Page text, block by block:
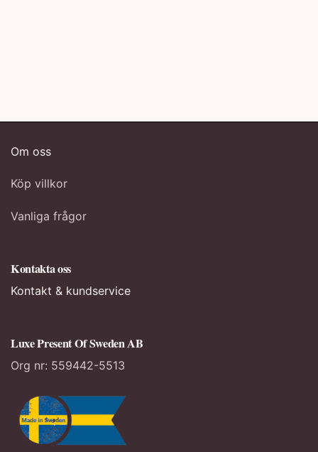
Om oss
Köp villkor
Vanliga frågor
Kontakta oss
Kontakt & kundservice
Luxe Present Of Sweden AB
Org nr: 559442-5513